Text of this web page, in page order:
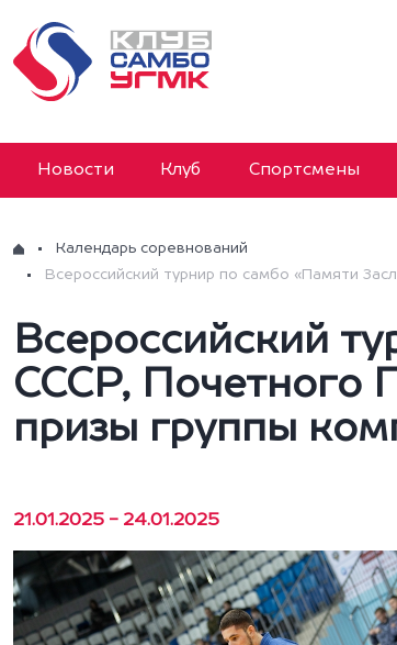
Новости Клуб Спортсмены
Календарь соревнований
Всероссийский турнир по самбо «Памяти
Всероссийский
СССР, Почетного
призы группы
21.01.2025 - 24.01.2025